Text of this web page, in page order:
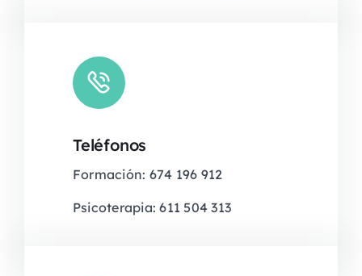
Teléfonos
Formación: 674 196 912
Psicoterapia: 611 504 313